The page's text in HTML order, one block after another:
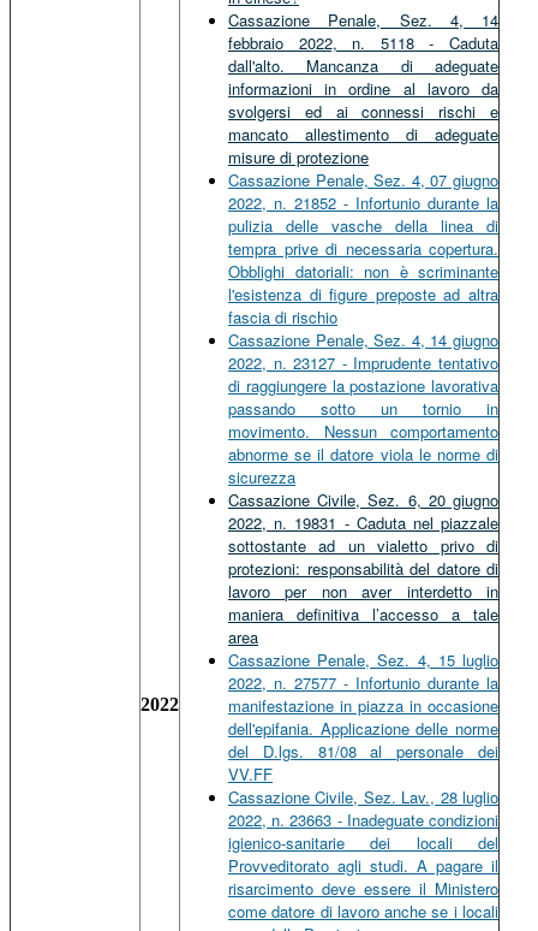
2022
Cassazione Penale, Sez. 4, 14
febbraio 2022, n. 5118 - Caduta
dall'alto. Mancanza di adeguate
informazioni in ordine al lavoro da
svolgersi ed ai connessi rischi e
mancato allestimento di adeguate
misure di protezione
Cassazione Penale, Sez. 4, 07 giugno
2022, n. 21852 - Infortunio durante la
pulizia delle vasche della linea di
tempra prive di necessaria copertura.
Obblighi datoriali: non è scriminante
l'esistenza di figure preposte ad altra
fascia di rischio
Cassazione Penale, Sez. 4, 14 giugno
2022, n. 23127 - Imprudente tentativo
di raggiungere la postazione lavorativa
passando sotto un tornio in
movimento. Nessun comportamento
abnorme se il datore viola le norme di
sicurezza
Cassazione Civile, Sez. 6, 20 giugno
2022, n. 19831 - Caduta nel piazzale
sottostante ad un vialetto privo di
protezioni: responsabilità del datore di
lavoro per non aver interdetto in
maniera definitiva l’accesso a tale
area
Cassazione Penale, Sez. 4, 15 luglio
2022, n. 27577 - Infortunio durante la
manifestazione in piazza in occasione
dell'epifania. Applicazione delle norme
del D.lgs. 81/08 al personale dei
VV.FF
Cassazione Civile, Sez. Lav., 28 luglio
2022, n. 23663 - Inadeguate condizioni
igienico-sanitarie dei locali del
Provveditorato agli studi. A pagare il
risarcimento deve essere il Ministero
come datore di lavoro anche se i locali